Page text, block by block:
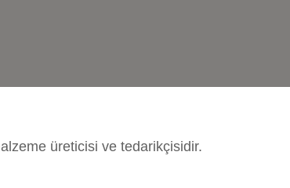
üreticisi ve tedarikçisidir.